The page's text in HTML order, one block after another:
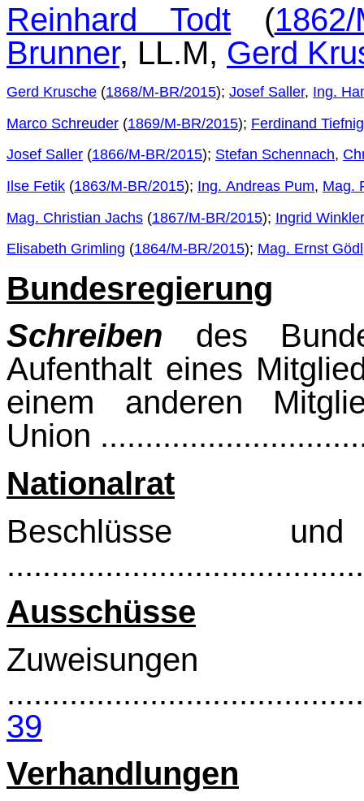
Reinhard Todt (1862/
Brunner, LL.M, Gerd
Gerd Krusche (1868/M-BR/2015); Josef Saller, Ing.
Marco Schreuder (1869/M-BR/2015); Ferdinand Tiefnig
Josef Saller (1866/M-BR/2015); Stefan Schennach,
Ilse Fetik (1863/M-BR/2015); Ing. Andreas Pum, Mag.
Mag. Christian Jachs (1867/M-BR/2015); Ingrid Winkler
Elisabeth Grimling (1864/M-BR/2015); Mag. Ernst Gödl
Bundesregierung
Schreiben des
Aufenthalt eines
einem anderen
Union
Nationalrat
Beschlüsse und
Ausschüsse
Zuweisungen
39
Verhandlungen